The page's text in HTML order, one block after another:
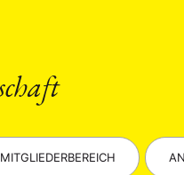
MITGLIEDERBEREICH